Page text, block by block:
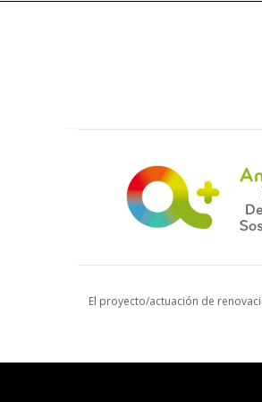
El proyecto/actuación de